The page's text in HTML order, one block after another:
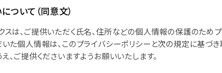
ついて（同意文）
スは、ご提供いただく氏名、住所などの個人情報の保護のため
いた個人情報は、このプライバシーポリシーと次の規定に基づ
、ご提供くださいますようお願いいたします。